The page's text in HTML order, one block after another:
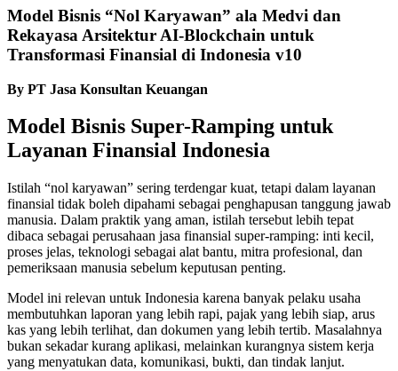
Model Bisnis “Nol Karyawan” ala Medvi dan
Rekayasa Arsitektur AI-Blockchain untuk
Transformasi Finansial di Indonesia v10
By PT Jasa Konsultan Keuangan
Model Bisnis Super-Ramping untuk
Layanan Finansial Indonesia
Istilah “nol karyawan” sering terdengar kuat, tetapi dalam layanan
finansial tidak boleh dipahami sebagai penghapusan tanggung jawab
manusia. Dalam praktik yang aman, istilah tersebut lebih tepat
dibaca sebagai perusahaan jasa finansial super-ramping: inti kecil,
proses jelas, teknologi sebagai alat bantu, mitra profesional, dan
pemeriksaan manusia sebelum keputusan penting.
Model ini relevan untuk Indonesia karena banyak pelaku usaha
membutuhkan laporan yang lebih rapi, pajak yang lebih siap, arus
kas yang lebih terlihat, dan dokumen yang lebih tertib. Masalahnya
bukan sekadar kurang aplikasi, melainkan kurangnya sistem kerja
yang menyatukan data, komunikasi, bukti, dan tindak lanjut.